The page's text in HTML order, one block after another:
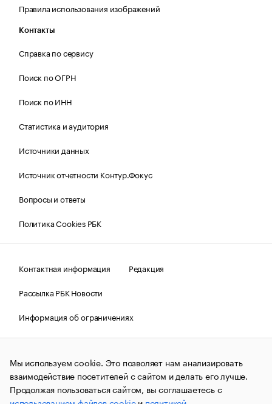
Правила использования изображений
Контакты
Справка по сервису
Поиск по ОГРН
Поиск по ИНН
Статистика и аудитория
Источники данных
Источник отчетности Контур.Фокус
Вопросы и ответы
Политика Cookies РБК
Контактная информация
Редакция
Рассылка РБК Новости
Информация об ограничениях
Правовая информация
О соблюдении авторских прав
© АО «РОСБИЗНЕСКОНСАЛТИНГ»,1995–2026.Сообщения
и материалы информационного агентства «РБК»
(зарегистрировано Федеральной службой по надзору в сфере
связи, информационных технологий и массовых
Мы используем cookie. Это позволяет нам анализировать
взаимодействие посетителей с сайтом и делать его лучше.
Продолжая пользоваться сайтом, вы соглашаетесь с